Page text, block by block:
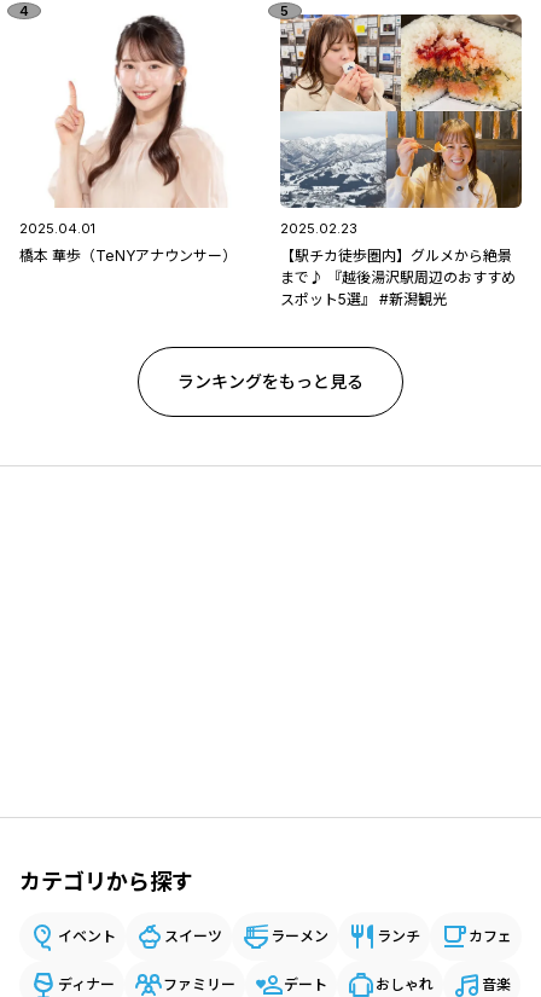
2025.04.01
橋本 華歩（TeNYアナウンサー）
2025.02.23
【駅チカ徒歩圏内】グルメから絶景
まで♪ 『越後湯沢駅周辺のおすすめ
スポット5選』 #新潟観光
ランキングをもっと見る
カテゴリから探す
イベント スイーツ ラーメン ランチ カフェ
ディナー ファミリー デート おしゃれ 音楽